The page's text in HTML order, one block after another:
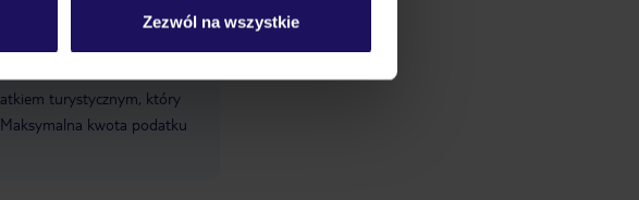
Zezwól na wszystkie
wypoczynku, jesteśmy do
turystycznym, który
kwota podatku